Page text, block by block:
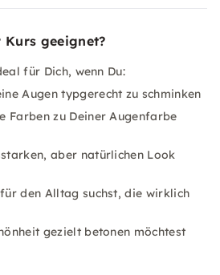
Kurs geeignet?
für Dich, wenn Du:
Augen typgerecht zu schminken
Farben zu Deiner Augenfarbe
aber natürlichen Look
den Alltag suchst, die wirklich
gezielt betonen möchtest